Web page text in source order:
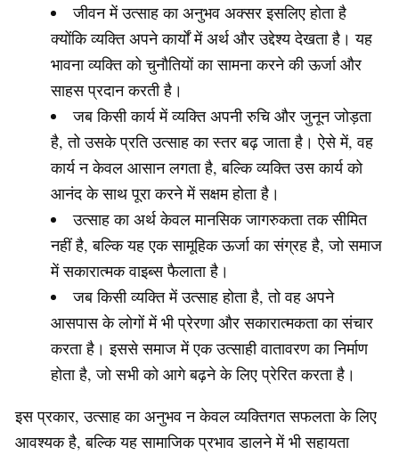
जीवन में उत्साह का अनुभव अक्सर इसलिए होता है
क्योंकि व्यक्ति अपने कार्यों में अर्थ और उद्देश्य देखता है। यह
भावना व्यक्ति को चुनौतियों का सामना करने की ऊर्जा और
साहस प्रदान करती है।
जब किसी कार्य में व्यक्ति अपनी रुचि और जुनून जोड़ता
है, तो उसके प्रति उत्साह का स्तर बढ़ जाता है। ऐसे में, वह
कार्य न केवल आसान लगता है, बल्कि व्यक्ति उस कार्य को
आनंद के साथ पूरा करने में सक्षम होता है।
उत्साह का अर्थ केवल मानसिक जागरुकता तक सीमित
नहीं है, बल्कि यह एक सामूहिक ऊर्जा का संग्रह है, जो समाज
में सकारात्मक वाइब्स फैलाता है।
जब किसी व्यक्ति में उत्साह होता है, तो वह अपने
आसपास के लोगों में भी प्रेरणा और सकारात्मकता का संचार
करता है। इससे समाज में एक उत्साही वातावरण का निर्माण
होता है, जो सभी को आगे बढ़ने के लिए प्रेरित करता है।
इस प्रकार, उत्साह का अनुभव न केवल व्यक्तिगत सफलता के लिए
आवश्यक है, बल्कि यह सामाजिक प्रभाव डालने में भी सहायता